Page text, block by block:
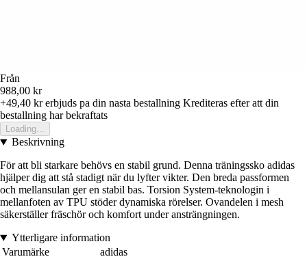
Från
988,00 kr
+49,40 krerbjuds pa din nasta bestallning Krediteras efter att din
bestallning har bekraftats
Loading...
Beskrivning
För att bli starkare behövs en stabil grund. Denna träningssko adidas
hjälper dig att stå stadigt när du lyfter vikter. Den breda passformen
och mellansulan ger en stabil bas. Torsion System-teknologin i
mellanfoten av TPU stöder dynamiska rörelser. Ovandelen i mesh
säkerställer fräschör och komfort under ansträngningen.
Ytterligare information
Varumärke
adidas